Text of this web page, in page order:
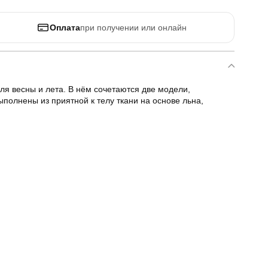
Оплатапри получении или онлайн
весны и лета. В нём сочетаются две модели,
из приятной к телу ткани на основе льна,